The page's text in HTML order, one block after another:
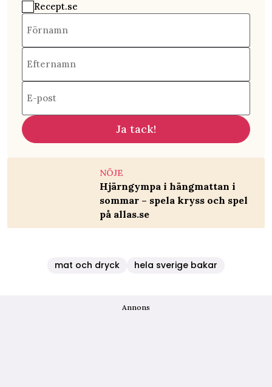
Recept.se
Förnamn
Efternamn
E-post
Ja tack!
NÖJE
Hjärngympa i hängmattan i
sommar – spela kryss och spel
på allas.se
mat och dryck hela sverige bakar
Annons